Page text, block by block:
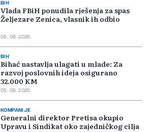
BIH
Vlada FBiH ponudila rješenja za spas
Željezare Zenica, vlasnik ih odbio
05. 08. 2026.
BIH
Bihać nastavlja ulagati u mlade: Za
razvoj poslovnih ideja osigurano
32.000 KM
05. 08. 2026.
KOMPANIJE
Generalni direktor Pretisa okupio
Upravu i Sindikat oko zajedničkog cilja